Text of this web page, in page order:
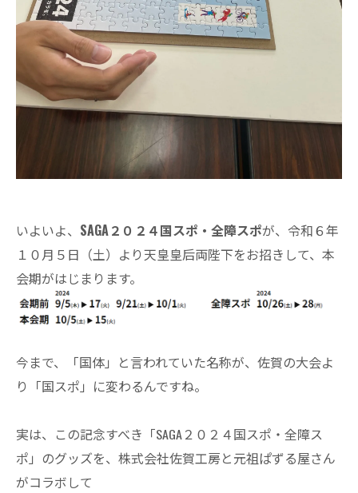
いよいよ、 SAGA２０２４国スポ・全障スポが、令和６年
１０月５日（土）より天皇皇后両陛下をお招きして、本
会期がはじまります。
今まで、「国体」と言われていた名称が、佐賀の大会よ
り「国スポ」に変わるんですね。
実は、この記念すべき「SAGA２０２４国スポ・全障ス
ポ」のグッズを、株式会社佐賀工房と元祖ぱずる屋さん
がコラボして